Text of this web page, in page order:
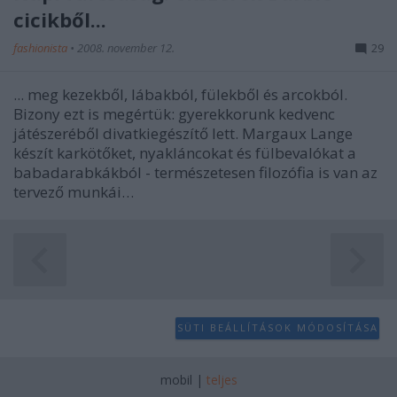
cicikből...
fashionista • 2008. november 12. 29
... meg kezekből, lábakból, fülekből és arcokból.
Bizony ezt is megértük: gyerekkorunk kedvenc
játészeréből divatkiegészítő lett. Margaux Lange
készít karkötőket, nyakláncokat és fülbevalókat a
babadarabkákból - természetesen filozófia is van az
tervező munkái…
SÜTI BEÁLLÍTÁSOK MÓDOSÍTÁSA
mobil | teljes